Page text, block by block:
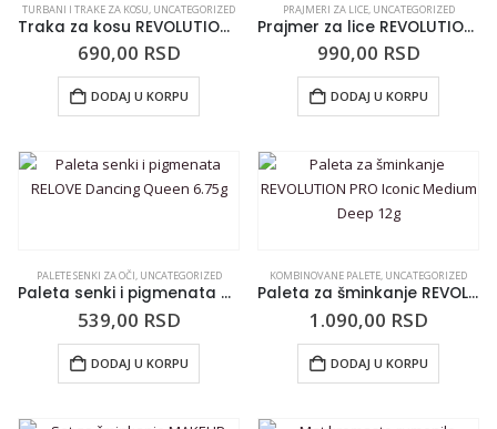
TURBANI I TRAKE ZA KOSU, UNCATEGORIZED
Traka za kosu REVOLUTION SKINCARE Pretty Pink
690,00 RSD
DODAJ U KORPU
PRAJMERI ZA LICE, UNCATEGORIZED
Prajmer za lice REVOLUTION PRO Blur Fine Line Filler 4g
990,00 RSD
DODAJ U KORPU
PALETE SENKI ZA OČI, UNCATEGORIZED
Paleta senki i pigmenata RELOVE Dancing Queen 6.75g
539,00 RSD
DODAJ U KORPU
KOMBINOVANE PALETE, UNCATEGORIZED
Paleta za šminkanje REVOLUTION PRO Iconic Medium Deep 12g
1.090,00 RSD
DODAJ U KORPU